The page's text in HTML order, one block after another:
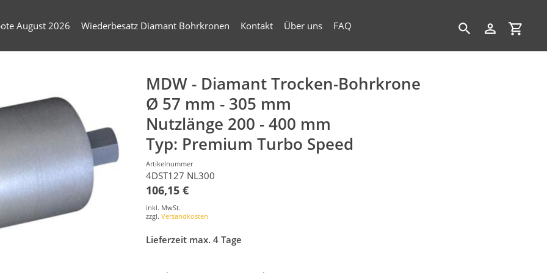
August 2026 Wiederbesatz Diamant Bohrkronen Kontakt Über uns FAQ
SuchenEinloggen
MDW - Diamant Trocken-Bohrkrone
Ø 57 mm - 305 mm
Nutzlänge 200 - 400 mm
Typ: Premium Turbo Speed
Artikelnummer
4DST127 NL300
106,15 €
inkl. MwSt.
zzgl. Versandkosten
Lieferzeit max. 4 Tage